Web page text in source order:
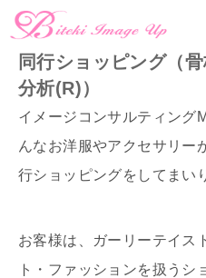
同行ショッピング（
分析(R)）
イメージコンサルティング
んなお洋服やアクセサリー
行ショッピングをしてまい
お客様は、ガーリーテイス
ト・ファッションを扱うシ